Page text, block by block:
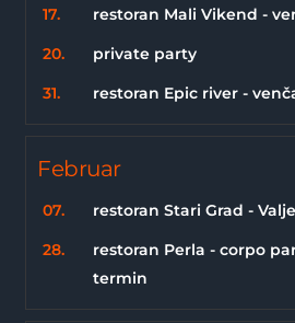
17.
restoran Mali Vikend -
20.
private party
31.
restoran Epic river -
Februar
07.
restoran Stari Grad -
28.
restoran Perla - corpo
termin